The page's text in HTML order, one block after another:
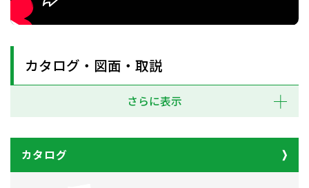
カタログ・図面・取説
さらに表示
カタログ